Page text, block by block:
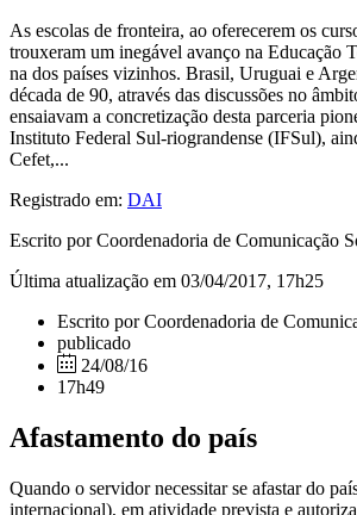
As escolas de fronteira, ao oferecerem os
trouxeram um inegável avanço na Educação
na dos países vizinhos. Brasil, Uruguai e
década de 90, através das discussões no
ensaiavam a concretização desta parceria
Instituto Federal Sul-riograndense (IFSul),
Cefet,...
Registrado em: DAI
Escrito por Coordenadoria de Comunicação
Última atualização em 03/04/2017, 17h25
Escrito por Coordenadoria de
publicado
24/08/16
17h49
Afastamento do país
Quando o servidor necessitar se afastar do
internacional), em atividade prevista e